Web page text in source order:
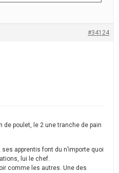
#34124
de poulet, le 2 une tranche de pain
apprentis font du n’importe quoi
lui le chef.
comme les autres. Une des